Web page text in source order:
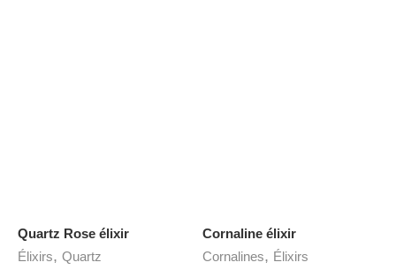
Quartz Rose élixir
Élixirs, Quartz
Cornaline élixir
Cornalines, Élixirs